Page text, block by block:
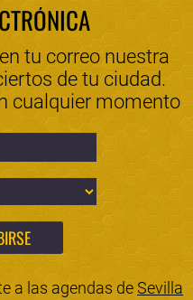
tu correo nuestra
de tu ciudad.
cualquier momento
a las agendas deSevilla